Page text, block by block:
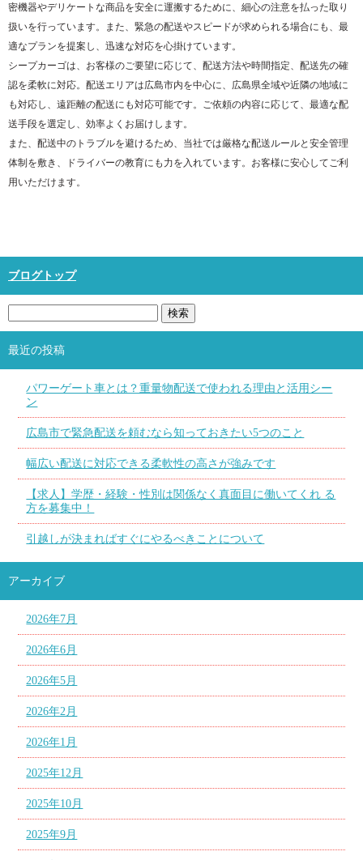
密機器やデリケートな商品を安全に運搬するために、細心の注意を払った取り
扱いを行っています。また、緊急の配送やスピードが求められる場合にも、最
適なプランを提案し、迅速な対応を心掛けています。
シープカーゴは、お客様のご要望に応じて、配送方法や時間指定、配送先の確
認を柔軟に対応。配送エリアは広島市内を中心に、広島県全域や近隣の地域に
も対応し、遠距離の配送にも対応可能です。ご依頼の内容に応じて、最適な配
送手段を選定し、効率よくお届けします。
また、配送中のトラブルを避けるため、当社では厳格な配送ルールと安全管理
体制を敷き、ドライバーの教育にも力を入れています。お客様に安心してご利
用いただけます。
ブログトップ
最近の投稿
パワーゲート車とは？重量物配送で使われる理由と活用シー
ン
広島市で緊急配送を頼むなら知っておきたい5つのこと
幅広い配送に対応できる柔軟性の高さが強みです
【求人】学歴・経験・性別は関係なく真面目に働いてくれ る
方を募集中！
引越しが決まればすぐにやるべきことについて
アーカイブ
2026年7月
2026年6月
2026年5月
2026年2月
2026年1月
2025年12月
2025年10月
2025年9月